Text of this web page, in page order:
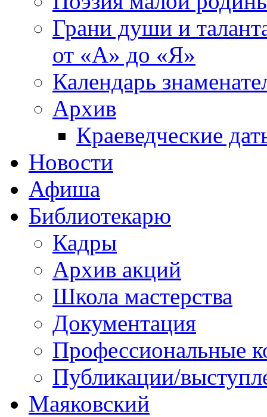
Грани души и
от «А» до «Я»
Календарь
Архив
Краеведческие
Новости
Афиша
Библиотекарю
Кадры
Архив акций
Школа мастерства
Документация
Профессиональные
Публикации/
Маяковский